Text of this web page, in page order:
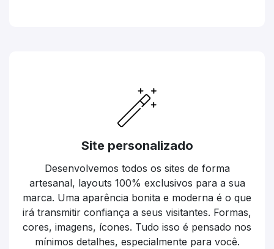
Site personalizado
Desenvolvemos todos os sites de forma
artesanal, layouts 100% exclusivos para a sua
marca. Uma aparência bonita e moderna é o que
irá transmitir confiança a seus visitantes. Formas,
cores, imagens, ícones. Tudo isso é pensado nos
mínimos detalhes, especialmente para você.